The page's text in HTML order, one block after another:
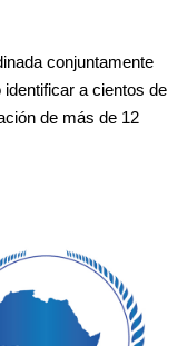
conjuntamente
a cientos de
de más de 12